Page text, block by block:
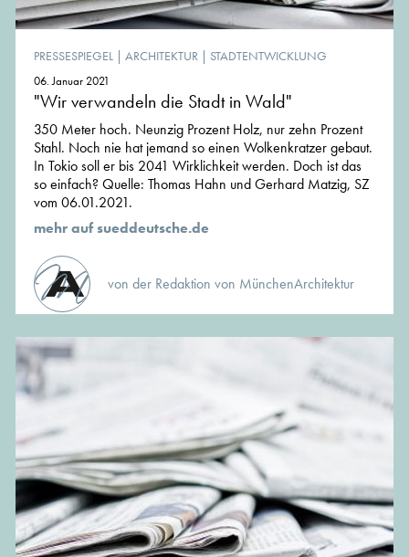
PRESSESPIEGEL | ARCHITEKTUR | STADTENTWICKLUNG
06. Januar 2021
"Wir verwandeln die Stadt in Wald"
350 Meter hoch. Neunzig Prozent Holz, nur zehn Prozent
Stahl. Noch nie hat jemand so einen Wolkenkratzer gebaut.
In Tokio soll er bis 2041 Wirklichkeit werden. Doch ist das
so einfach? Quelle: Thomas Hahn und Gerhard Matzig, SZ
vom 06.01.2021.
mehr auf sueddeutsche.de
von der Redaktion von MünchenArchitektur